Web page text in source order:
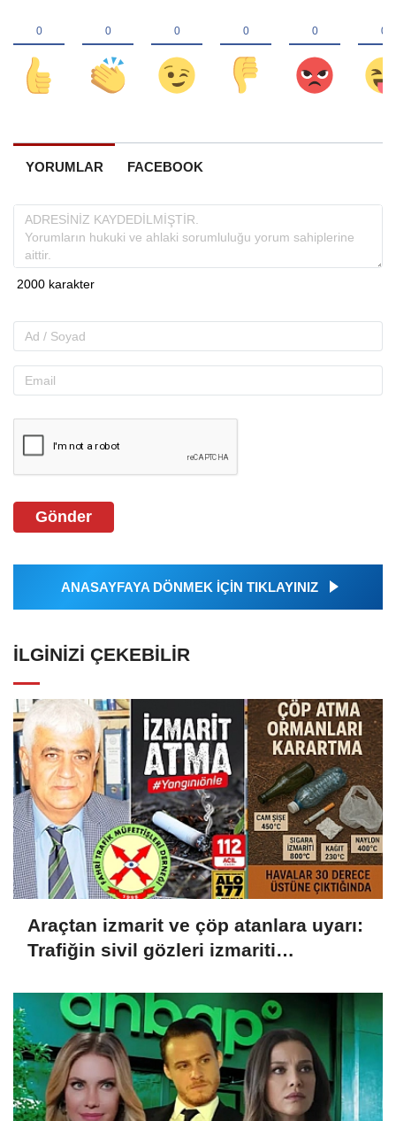
YORUMLAR FACEBOOK
Gönder
ANASAYFAYA DÖNMEK İÇİN TIKLAYINIZ
İLGINIZI ÇEKEBILIR
Araçtan izmarit ve çöp atanlara uyarı:
Trafiğin sivil gözleri izmariti